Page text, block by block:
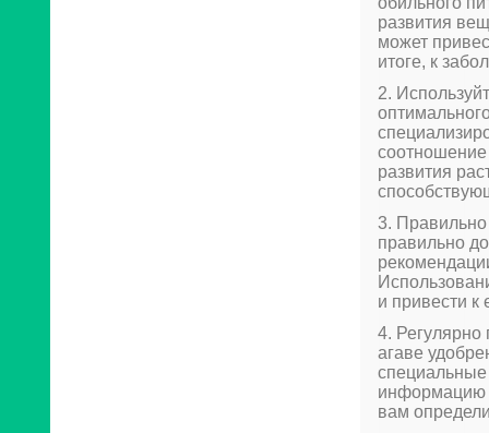
развития
может
итоге, к
2.
развития
3.
правильно
и привести к
4.
агаве
специальные
информацию
вам